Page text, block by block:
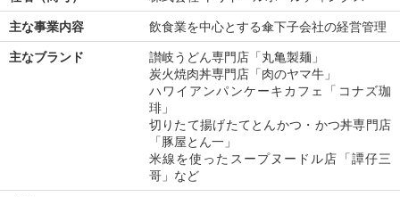
主な事業内容
飲食業を中心とする傘下子会社の経営管理
主なブランド
讃岐うどん専門店「丸亀製麺」
炭火焼肉丼専門店「肉のヤマ牛」
ハワイアンパンケーキカフェ「コナズ珈
琲」
切りたて揚げたてとんかつ・かつ丼専門店
「豚屋とん一」
米線を使ったスープヌードル店「譚仔三
哥」など